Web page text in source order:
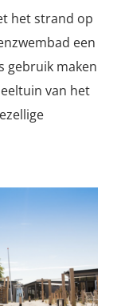
het strand op
een
gebruik maken
van het